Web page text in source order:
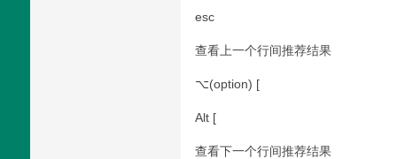
esc
查看上一个行间推荐结果
⌥(option) [
Alt [
查看下一个行间推荐结果